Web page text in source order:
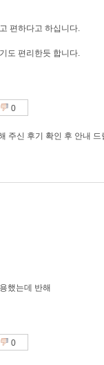
편하다고 하십니다.
도 편리한듯 합니다.
0
주신 후기 확인 후 안내
했는데 반해
0